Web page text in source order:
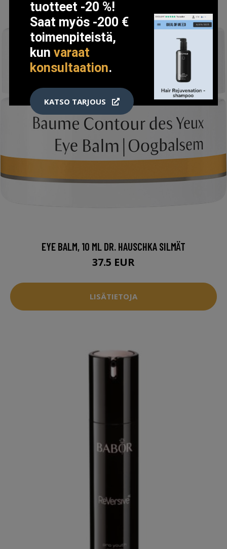
EYE BALM, 10 ML DR. HAUSCHKA SILMÄT
37.5 EUR
LISÄTIETOJA
tuotteet -20 %!
Saat myös -200 €
toimenpiteistä,
kunvaraat
konsultaation.
KATSO TARJOUS